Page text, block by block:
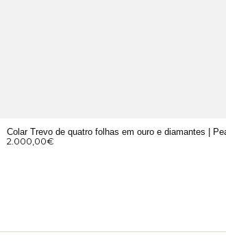
Colar Trevo de quatro folhas em ouro e diamantes |
2.000,00€